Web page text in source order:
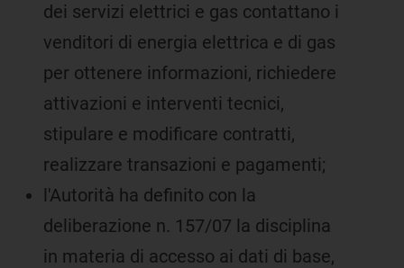
dei servizi elettrici e gas contattano i
venditori di energia elettrica e di gas
per ottenere informazioni, richiedere
attivazioni e interventi tecnici,
stipulare e modificare contratti,
realizzare transazioni e pagamenti;
l'Autorità ha definito con la
deliberazione n. 157/07 la disciplina
in materia di accesso ai dati di base,